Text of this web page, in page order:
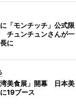
「モンチッチ」公式限
チュンチュンさんが一
に
湾美食展」開幕 日本美
19ブース